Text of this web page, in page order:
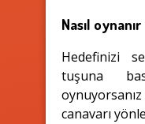
Nasıl oynanır
Hedefinizi
tuşuna
canavarı